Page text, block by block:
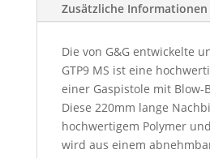
Zusätzliche Informationen
Die von G&G entwickelte
GTP9 MS ist eine
einer Gaspistole mit Blow-
Diese 220mm lange
hochwertigem Polymer
wird aus einem